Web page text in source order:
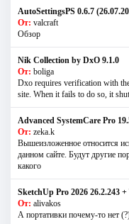
AutoSettingsPS 0.6.7
От: valcraft
Обзор
Nik Collection by DxO 9.1.0
От: boliga
Dxo requires verification with
site. When it fails to do so, it
Advanced SystemCare Pro
От: zeka.k
Вышеизложенное относится
данном сайте. Будут другие
какого
SketchUp Pro 2026 26.2.243
От: alivakos
А портативки почему-то нет